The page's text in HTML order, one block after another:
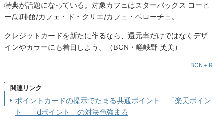
特典が話題になっている。対象カフェはスターバックス コーヒ
ー/珈琲館/カフェ・ド・クリエ/カフェ・ベローチェ。
クレジットカードを新たに作るなら、還元率だけではなくデザ
インやカラーにも着目しよう。（BCN・嵯峨野 芙美）
BCN＋R
関連リンク
ポイントカードの提示でたまる共通ポイント 「楽天ポイン
ト」「dポイント」の対決色強まる